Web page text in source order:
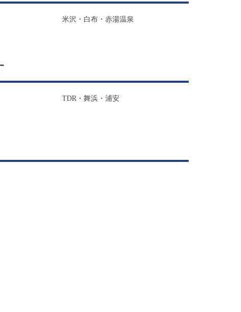
米沢・白布・赤湯温泉
TDR・舞浜・浦安